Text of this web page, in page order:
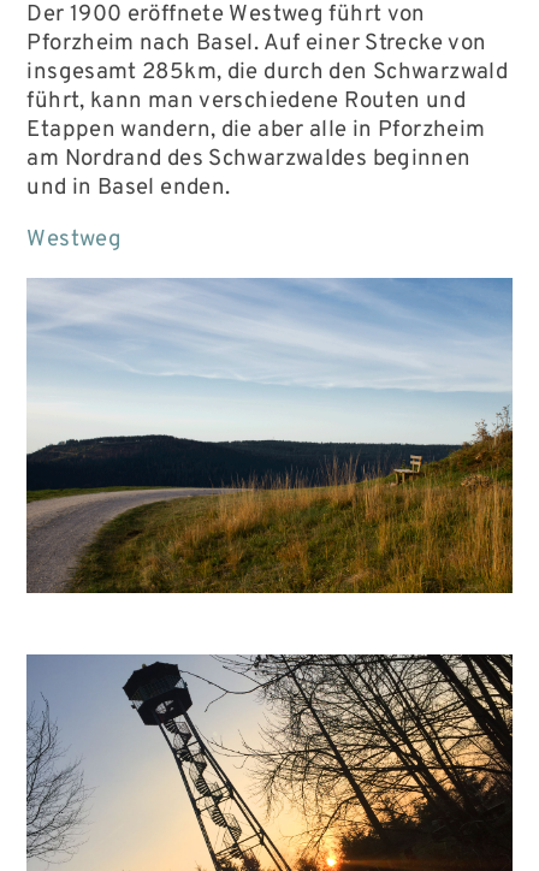
Der 1900 eröffnete Westweg führt von
Pforzheim nach Basel. Auf einer Strecke von
insgesamt 285km, die durch den Schwarzwald
führt, kann man verschiedene Routen und
Etappen wandern, die aber alle in Pforzheim
am Nordrand des Schwarzwaldes beginnen
und in Basel enden.
Westweg